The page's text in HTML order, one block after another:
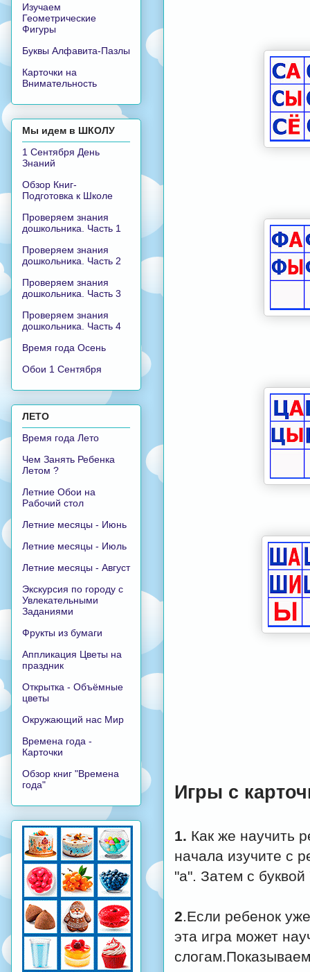
Игры с
1. Как же научить
начала изучите с
"а". Затем с буквой
2.Если ребенок
эта игра может
Изучаем
Геометрические
Фигуры
Буквы Алфавита-Пазлы
Карточки на
Внимательность
Мы идем в ШКОЛУ
1 Сентября День
Знаний
Обзор Книг-
Подготовка к Школе
Проверяем знания
дошкольника. Часть 1
Проверяем знания
дошкольника. Часть 2
Проверяем знания
дошкольника. Часть 3
Проверяем знания
дошкольника. Часть 4
Время года Осень
Обои 1 Сентября
ЛЕТО
Время года Лето
Чем Занять Ребенка
Летом ?
Летние Обои на
Рабочий стол
Летние месяцы - Июнь
Летние месяцы - Июль
Летние месяцы - Август
Экскурсия по городу с
Увлекательными
Заданиями
Фрукты из бумаги
Аппликация Цветы на
праздник
Открытка - Объёмные
цветы
Окружающий нас Мир
Времена года -
Карточки
Обзор книг "Времена
года"